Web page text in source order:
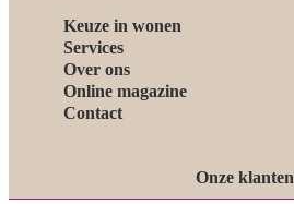
Keuze in wonen
Services
Over ons
Online magazine
Contact
Onze klanten